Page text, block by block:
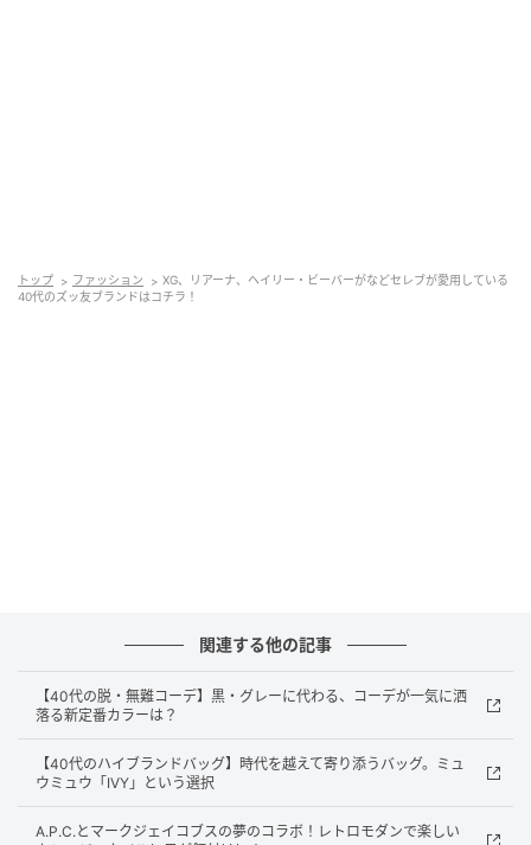
リカ出身のポップアイコン、タイラもベケットスニー
カーを愛用中。
トップ ファッション
XG、リアーナ、ヘイリー・ビーバーがなどセレブが愛用している
40代のズッ友ブランドはコチラ！
関連する他の記事
【40代の脱・無難コーデ】黒・グレーに代わる、コーデが一気に洒
落る新定番カラーは？
【40代のハイブランドバッグ】時代を越えて寄り添うバッグ。ミュ
ウミュウ「IVY」という選択
A.P.C.とマークジェイコブスの夢のコラボ！レトロモダンで楽しい